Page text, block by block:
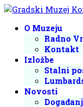
O Muzeju
Radno
Kontakt
Izložbe
Stalni
Novosti